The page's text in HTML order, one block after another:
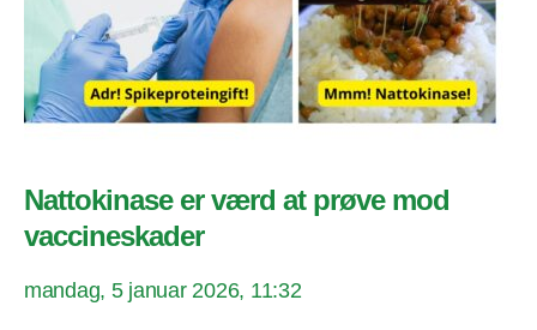
Nattokinase er værd at prøve mod
vaccineskader
mandag, 5 januar 2026, 11:32